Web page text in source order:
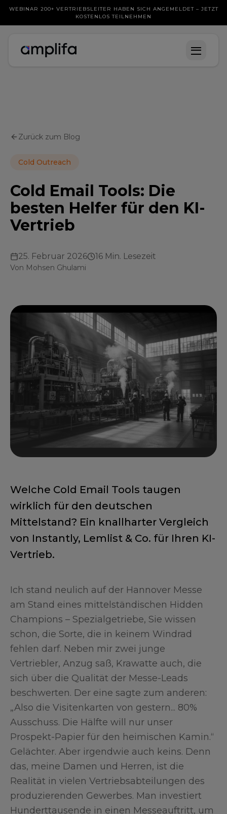
WEBINAR 200+ VERTRIEBSLEITER HABEN SICH ANGEMELDET – JETZT
KOSTENLOS TEILNEHMEN
Zurück zum Blog
Cold Outreach
Cold Email Tools: Die
besten Helfer für den KI-
Vertrieb
25. Februar 2026 16 Min. Lesezeit
Von Mohsen Ghulami
Welche Cold Email Tools taugen
wirklich für den deutschen
Mittelstand? Ein knallharter Vergleich
von Instantly, Lemlist & Co. für Ihren KI-
Vertrieb.
Ich stand neulich auf der Hannover Messe
am Stand eines mittelständischen Hidden
Champions – Spezialgetriebe, Sie wissen
schon, die Sorte, die in keinem Windrad
fehlen darf. Neben mir zwei junge
Vertriebler, Anzug saß, Krawatte auch, die
sich über die Qualität der Messe-Leads
beschwerten. Der eine sagte zum anderen:
„Also die Visitenkarten von gestern... 80%
Ausschuss. Die Hälfte will nur unser
Prospekt-Papier für den heimischen Kamin.“
Gelächter. Aber irgendwie auch keins. Denn
das, meine Damen und Herren, ist die
Realität in vielen Vertriebsabteilungen des
produzierenden Gewerbes. Man investiert
Hunderttausende in einen Messeauftritt, um